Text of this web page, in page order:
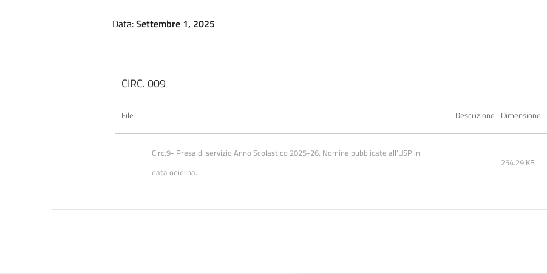
Data:Settembre 1, 2025
CIRC. 009
File Descrizione Dimensione
Circ.9- Presa di servizio Anno Scolastico 2025-26. Nomine pubblicate all’USP in
data odierna.
254.29 KB